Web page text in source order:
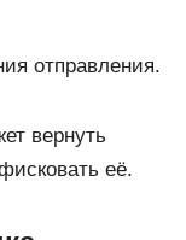
отправления.
вернуть
её.